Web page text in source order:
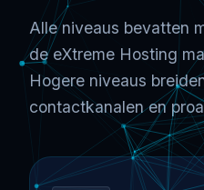
Alle niveaus bevatten
de eXtreme Hosting
Hogere niveaus
contactkanalen en